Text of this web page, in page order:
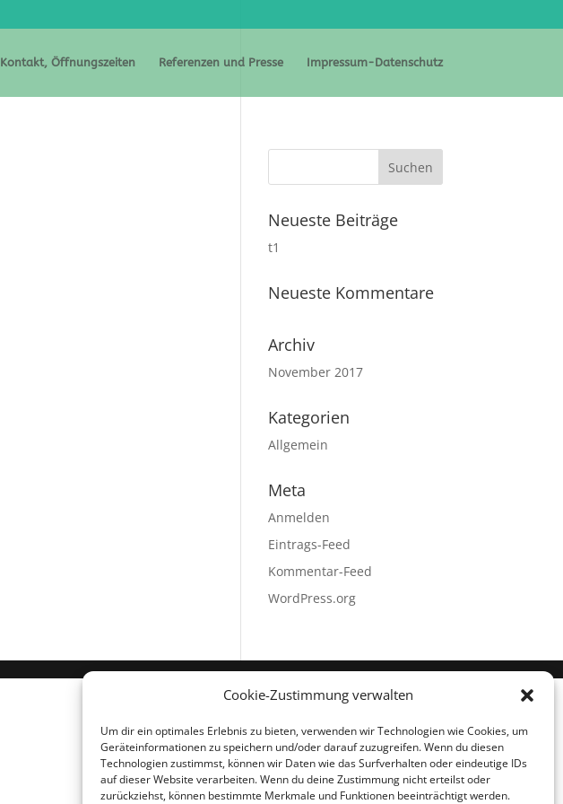
Cookie-Zustimmung verwalten
Um dir ein optimales Erlebnis zu bieten, verwenden wir Technologien wie Cookies, um
Geräteinformationen zu speichern und/oder darauf zuzugreifen. Wenn du diesen
Technologien zustimmst, können wir Daten wie das Surfverhalten oder eindeutige IDs
auf dieser Website verarbeiten. Wenn du deine Zustimmung nicht erteilst oder
zurückziehst, können bestimmte Merkmale und Funktionen beeinträchtigt werden.
Kontakt, Öffnungszeiten Referenzen und Presse Impressum-Datenschutz
Neueste Beiträge
t1
Neueste Kommentare
Archiv
November 2017
Kategorien
Allgemein
Meta
Anmelden
Eintrags-Feed
Kommentar-Feed
WordPress.org